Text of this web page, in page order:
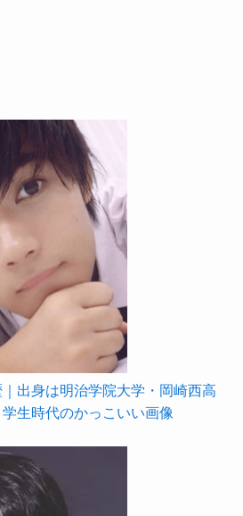
出身は明治学院大学・岡崎西高
生時代のかっこいい画像